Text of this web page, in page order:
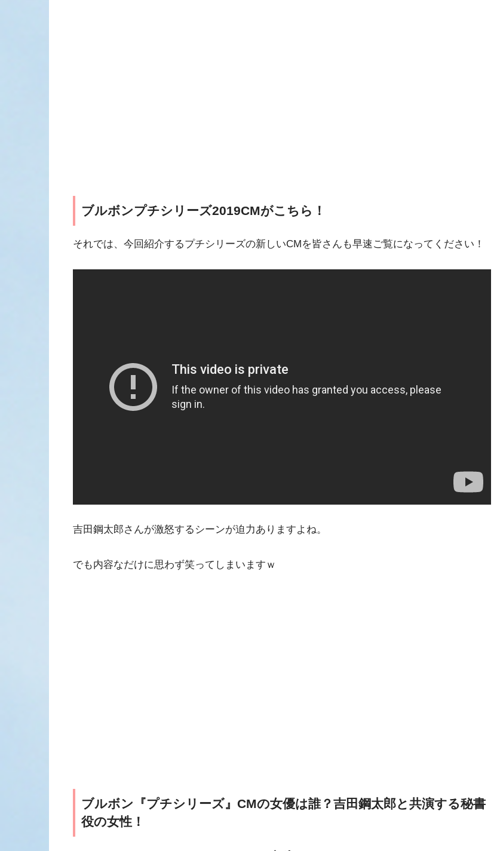
ブルボンプチシリーズ2019CMがこちら！
それでは、今回紹介するプチシリーズの新しいCMを皆さんも早速ご覧になってください！
吉田鋼太郎さんが激怒するシーンが迫力ありますよね。
でも内容なだけに思わず笑ってしまいますｗ
ブルボン『プチシリーズ』CMの女優は誰？吉田鋼太郎と共演する秘書
役の女性！